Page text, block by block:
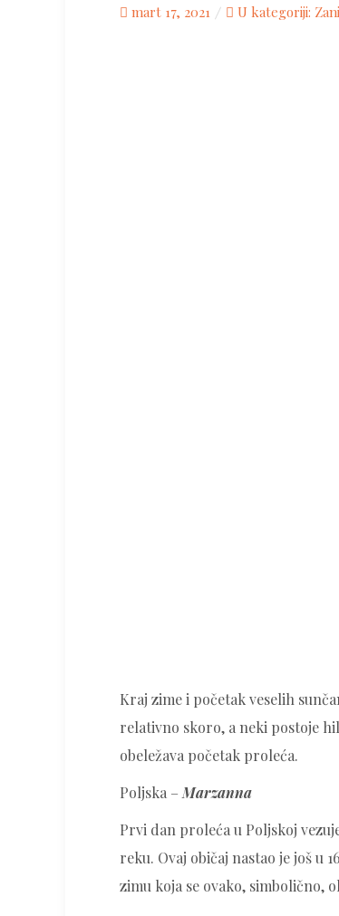
Posted
mart 17, 2021 U kategoriji:
Kraj zime i početak veselih
relativno skoro, a neki postoje
obeležava početak proleća.
Poljska – Marzanna
Prvi dan proleća u Poljskoj
reku. Ovaj običaj nastao je još u
zimu koja se ovako, simbolično,